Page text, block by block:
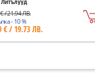
/ 21.94 ЛВ.
- 10 %
€ / 19.73 ЛВ.